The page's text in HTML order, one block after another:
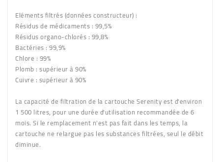
Eléments filtrés (données constructeur) :
Résidus de médicaments : 99,5%
Résidus organo-chlorés : 99,8%
Bactéries : 99,9%
Chlore : 99%
Plomb : supérieur à 90%
Cuivre : supérieur à 90%
La capacité de filtration de la cartouche Serenity est d'environ
1 500 litres, pour une durée d'utilisation recommandée de 6
mois. Si le remplacement n'est pas fait dans les temps, la
cartouche ne relargue pas les substances filtrées, seul le débit
diminue.